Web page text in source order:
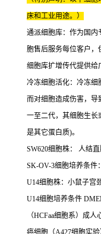
床和工业用途。）
通派细胞库：作为国内
胞售后服务每位客户，
细胞库扩增传代提供给
冷冻细胞活化：冷冻细
而对细胞造成伤害，
一至二代，其细胞生长
是其它蛋白质)。
SW620细胞株： 人结
SK-OV-3细胞培养条件
U14细胞株：小鼠子宫
U14细胞培养条件
（HCFaa细胞系）成
癌细胞（A427细胞实验